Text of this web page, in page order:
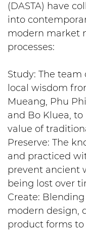
(DASTA) have
into
modern market
processes:
Study: The
local wisdom
Mueang, Phu
and Bo Kluea,
value of
Preserve: The
and practiced
prevent ancient
being lost over
Create:
modern design,
product forms